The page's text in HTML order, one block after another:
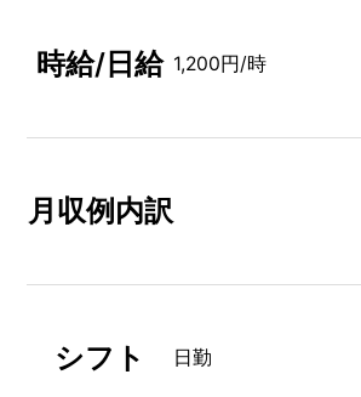
時給/日給 1,200円/時
月収例内訳
シフト 日勤